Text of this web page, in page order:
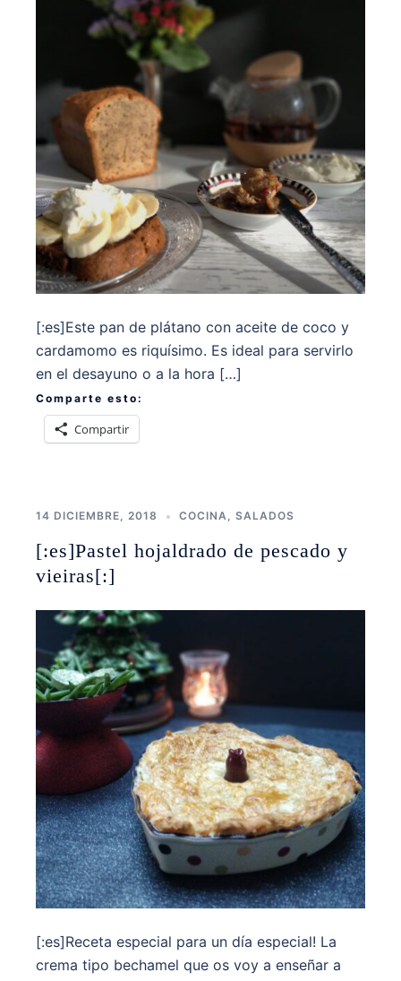
[:es]Este pan de plátano con aceite de coco y
cardamomo es riquísimo. Es ideal para servirlo
en el desayuno o a la hora […]
Comparte esto:
Compartir
14 DICIEMBRE, 2018 COCINA, SALADOS
[:es]Pastel hojaldrado de pescado y
vieiras[:]
[:es]Receta especial para un día especial! La
crema tipo bechamel que os voy a enseñar a